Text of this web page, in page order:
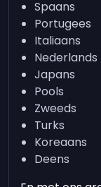
Spaans
Portugees
Italiaans
Nederlands
Japans
Pools
Zweeds
Turks
Koreaans
Deens